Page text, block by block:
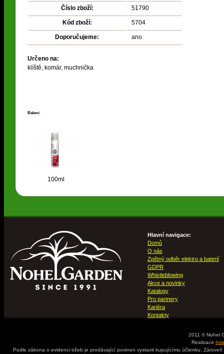
Číslo zboží: 51790
Kód zboží: 5704
Doporučujeme: ano
Určeno na:
klíště, komár, muchnička
Balení:
100ml
Hlavní navigace:
Domů
O nás
Zpětný odběr elektro a baterií
GDPR
Whistleblowing
Akce a novinky
Katalogy
Pro partnery
Kariéra
Kontakty
2011 © Nohel
Realizace
Podle zákona o evidenci tržeb je prodávající povinen vystavit kupujícímu účtenku.